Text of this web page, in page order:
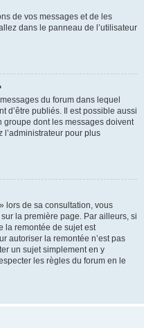
de vos messages et de les
dans le panneau de l’utilisateur
du forum dans lequel
d’être publiés. Il est possible aussi
groupe dont les messages doivent
l’administrateur pour plus
lors de sa consultation, vous
la première page. Par ailleurs, si
la remontée de sujet est
autoriser la remontée n’est pas
un sujet simplement en y
les règles du forum en le